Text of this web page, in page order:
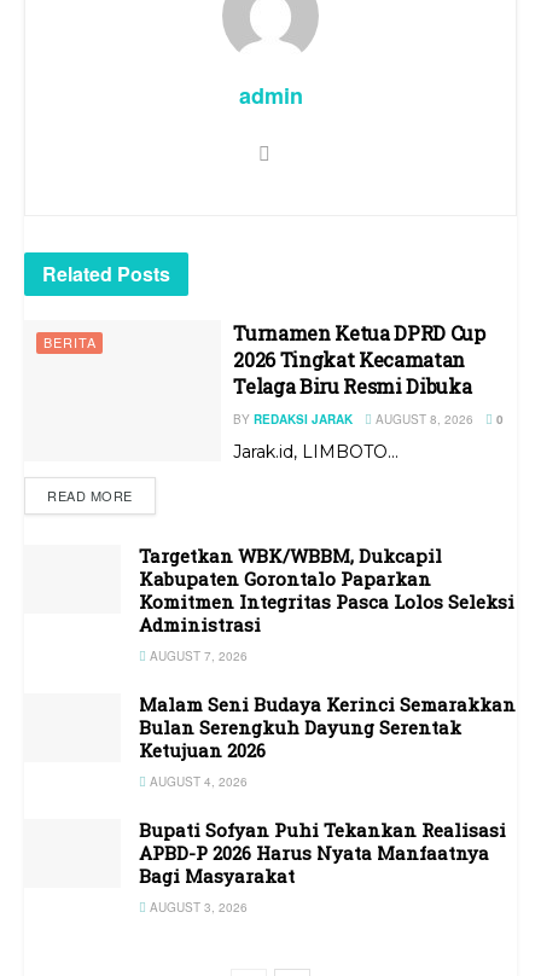
admin
Related Posts
BERITA
Turnamen Ketua DPRD Cup
2026 Tingkat Kecamatan
Telaga Biru Resmi Dibuka
BY REDAKSI JARAK AUGUST 8, 2026 0
Jarak.id, LIMBOTO...
READ MORE
Targetkan WBK/WBBM, Dukcapil
Kabupaten Gorontalo Paparkan
Komitmen Integritas Pasca Lolos Seleksi
Administrasi
AUGUST 7, 2026
Malam Seni Budaya Kerinci Semarakkan
Bulan Serengkuh Dayung Serentak
Ketujuan 2026
AUGUST 4, 2026
Bupati Sofyan Puhi Tekankan Realisasi
APBD-P 2026 Harus Nyata Manfaatnya
Bagi Masyarakat
AUGUST 3, 2026